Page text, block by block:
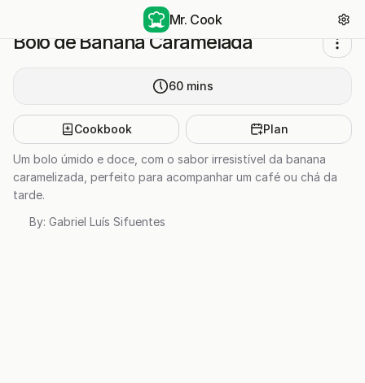
Bolo de Banana Caramelada
60 mins
Cookbook Plan
Um bolo úmido e doce, com o sabor irresistível da banana
caramelizada, perfeito para acompanhar um café ou chá da
tarde.
By: Gabriel Luís Sifuentes
Mr. Cook